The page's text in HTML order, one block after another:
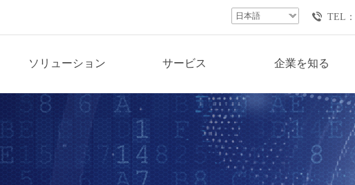
TEL：
日本語
ソリューション サービス 企業を知る